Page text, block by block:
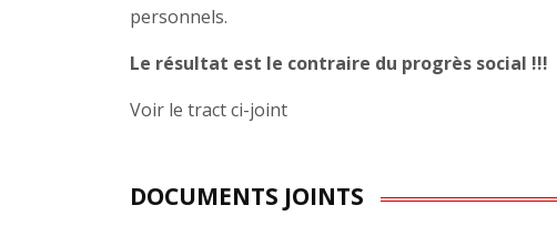
personnels.
Le résultat est le contraire du progrès social !!!
Voir le tract ci-joint
DOCUMENTS JOINTS